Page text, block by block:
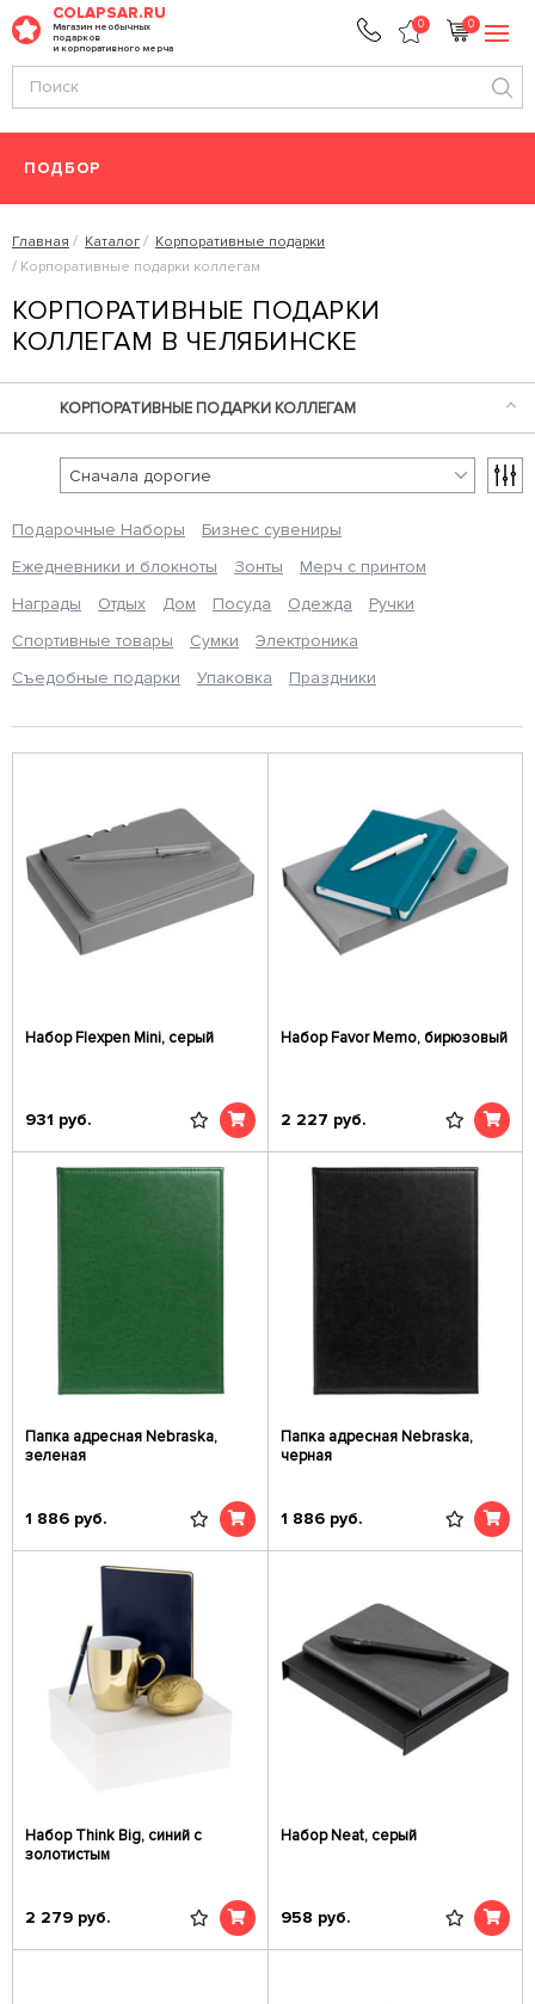
COLAPSAR.RU
Магазин необычных
подарков
и корпоративного мерча
0 0
ПОДБОР
Главная Каталог
Корпоративные подарки
Корпоративные подарки коллегам
КОРПОРАТИВНЫЕ ПОДАРКИ
КОЛЛЕГАМ В ЧЕЛЯБИНСКЕ
КОРПОРАТИВНЫЕ ПОДАРКИ КОЛЛЕГАМ
Подарочные Наборы
Бизнес сувениры
Ежедневники и блокноты
Зонты
Мерч с принтом
Награды
Отдых Дом Посуда Одежда
Ручки
Спортивные товары
Сумки
Электроника
Съедобные подарки
Упаковка Праздники
Набор Flexpen Mini, серый
931 руб.
Набор Favor Memo, бирюзовый
2 227 руб.
Папка адресная Nebraska,
зеленая
1 886 руб.
Папка адресная Nebraska,
черная
1 886 руб.
Набор Think Big, синий с
золотистым
2 279 руб.
Набор Neat, серый
958 руб.